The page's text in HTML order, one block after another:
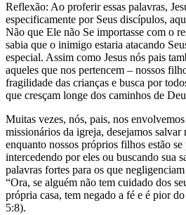
Reflexão: Ao proferir essas palavras,
especificamente por Seus discípulos,
Não que Ele não Se importasse com o
sabia que o inimigo estaria atacando
especial. Assim como Jesus nós pais
aqueles que nos pertencem – nossos
fragilidade das crianças e busca por
que cresçam longe dos caminhos de
Muitas vezes, nós, pais, nos
missionários da igreja, desejamos salvar
enquanto nossos próprios filhos estão
intercedendo por eles ou buscando sua
palavras fortes para os que
“Ora, se alguém não tem cuidado dos
própria casa, tem negado a fé e é pior
5:8).